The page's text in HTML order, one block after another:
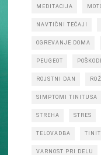
MEDITACIJA
NAVTIČNI TEČAJI
OGREVANJE DOMA
PEUGEOT
ROJSTNI DAN
SIMPTOMI TINITUSA
STREHA STRES
TELOVADBA
VARNOST PRI DELU